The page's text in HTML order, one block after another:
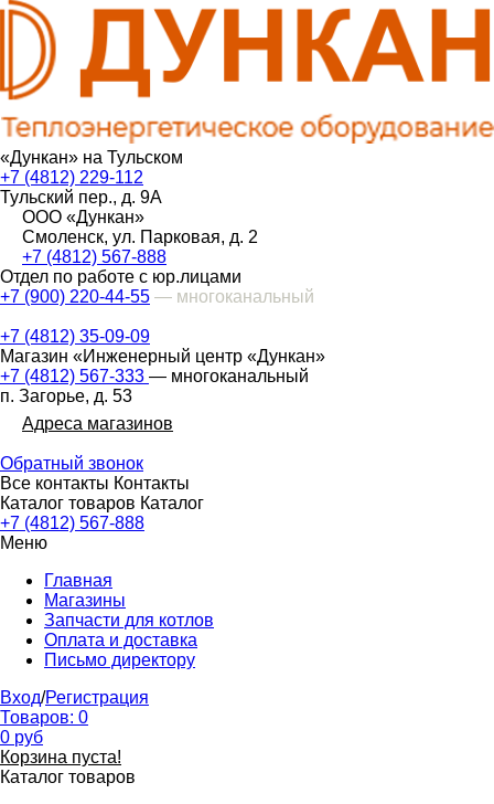
«Дункан» на Тульском
+7 (4812) 229-112
Тульский пер., д. 9А
ООО «Дункан»
Смоленск, ул. Парковая, д. 2
+7 (4812) 567-888
Отдел по работе с юр.лицами
+7 (900) 220-44-55 — многоканальный
+7 (4812) 35-09-09
Магазин «Инженерный центр «Дункан»
+7 (4812) 567-333 — многоканальный
п. Загорье, д. 53
Адреса магазинов
Обратный звонок
Все контакты Контакты
Каталог товаров Каталог
+7 (4812) 567-888
Меню
Главная
Магазины
Запчасти для котлов
Оплата и доставка
Письмо директору
Вход/Регистрация
Товаров: 0
0 руб
Корзина пуста!
Каталог товаров